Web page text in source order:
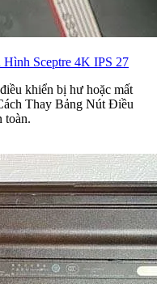
Sceptre 4K IPS 27
khiển bị hư hoặc mất
Thay Bảng Nút Điều
toàn.